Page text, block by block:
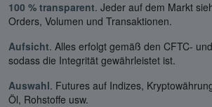
100 % transparent. Jeder auf dem Markt
Orders, Volumen und Transaktionen.
Aufsicht. Alles erfolgt gemäß den CFTC-
sodass die Integrität gewährleistet ist.
Auswahl. Futures auf Indizes,
Öl, Rohstoffe usw.